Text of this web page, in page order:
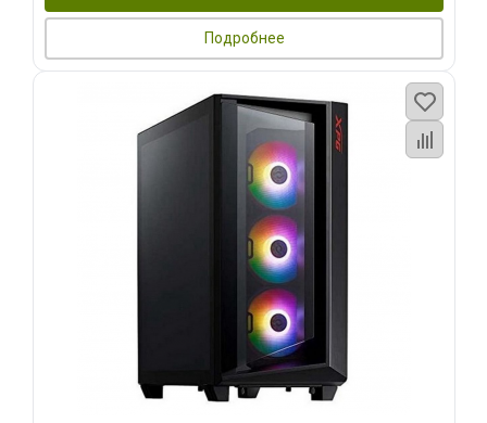
Подробнее